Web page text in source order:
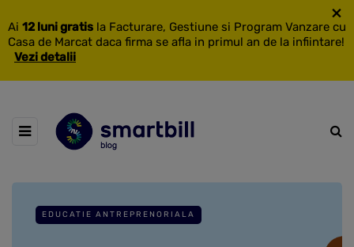
Ai 12 luni gratis la Facturare, Gestiune si Program Vanzare cu
Casa de Marcat daca firma se afla in primul an de la infiintare!
Vezi detalii
×
EDUCATIE ANTREPRENORIALA